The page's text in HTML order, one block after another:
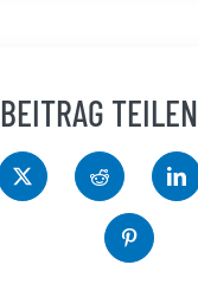
BEITRAG TEILEN